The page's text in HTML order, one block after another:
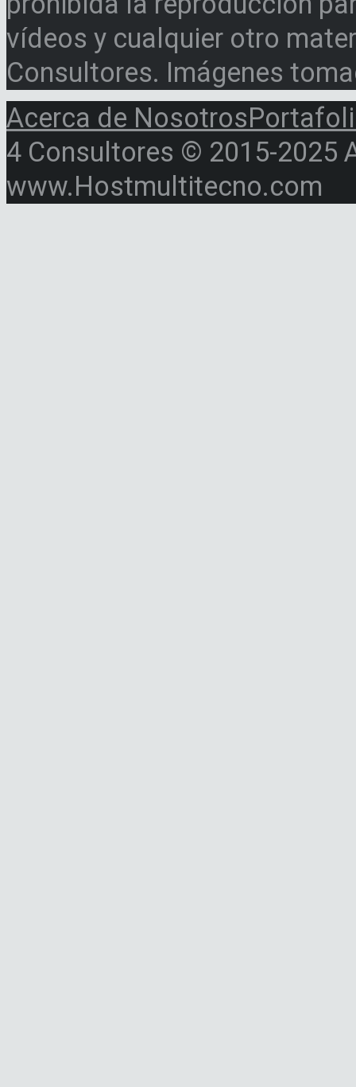
vídeos y cualquier otro
Consultores. Imágenes
Acerca de Nosotros
4 Consultores © 2015-2025
www.Hostmultitecno.com